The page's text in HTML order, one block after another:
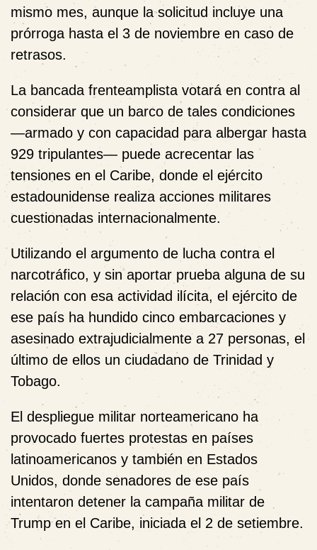
mismo mes, aunque la solicitud incluye una
prórroga hasta el 3 de noviembre en caso de
retrasos.
La bancada frenteamplista votará en contra al
considerar que un barco de tales condiciones
—armado y con capacidad para albergar hasta
929 tripulantes— puede acrecentar las
tensiones en el Caribe, donde el ejército
estadounidense realiza acciones militares
cuestionadas internacionalmente.
Utilizando el argumento de lucha contra el
narcotráfico, y sin aportar prueba alguna de su
relación con esa actividad ilícita, el ejército de
ese país ha hundido cinco embarcaciones y
asesinado extrajudicialmente a 27 personas, el
último de ellos un ciudadano de Trinidad y
Tobago.
El despliegue militar norteamericano ha
provocado fuertes protestas en países
latinoamericanos y también en Estados
Unidos, donde senadores de ese país
intentaron detener la campaña militar de
Trump en el Caribe, iniciada el 2 de setiembre.